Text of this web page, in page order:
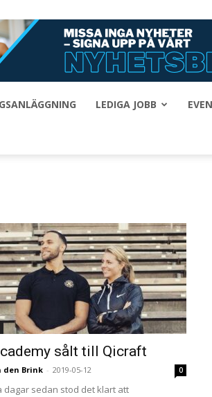
LEDIGA JOBB
sålt till Qicraft
den Brink - 2019-05-12 0
dagar sedan stod det klart att